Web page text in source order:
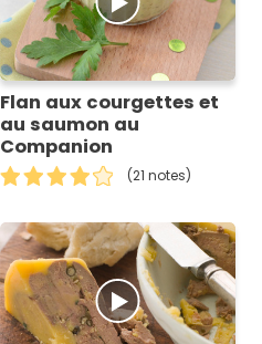
Flan aux courgettes et
au saumon au
Companion
(21 notes)